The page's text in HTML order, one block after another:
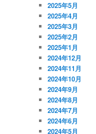
2025年5月
2025年4月
2025年3月
2025年2月
2025年1月
2024年12月
2024年11月
2024年10月
2024年9月
2024年8月
2024年7月
2024年6月
2024年5月